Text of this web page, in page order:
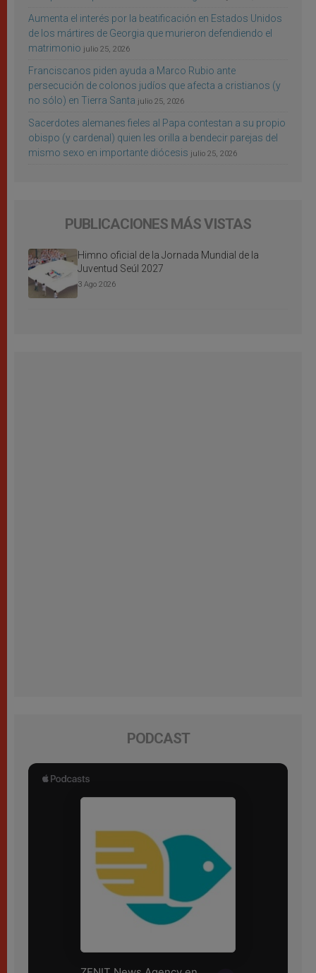
Aumenta el interés por la beatificación en Estados Unidos
de los mártires de Georgia que murieron defendiendo el
matrimonio julio 25, 2026
Franciscanos piden ayuda a Marco Rubio ante
persecución de colonos judíos que afecta a cristianos (y
no sólo) en Tierra Santa julio 25, 2026
Sacerdotes alemanes fieles al Papa contestan a su propio
obispo (y cardenal) quien les orilla a bendecir parejas del
mismo sexo en importante diócesis julio 25, 2026
PUBLICACIONES MÁS VISTAS
Himno oficial de la Jornada Mundial de la
Juventud Seúl 2027
3 Ago 2026
PODCAST